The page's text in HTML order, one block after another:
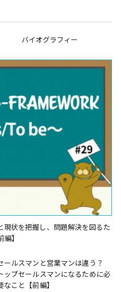
バイオグラフィー
現状を把握し、問題解決を図るた
】
ールスマンと営業マンは違う？
ップセールスマンになるために必
なこと【前編】